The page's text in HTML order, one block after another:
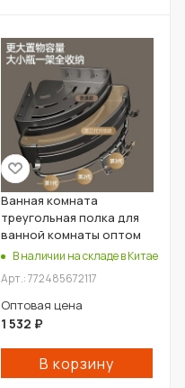
Ванная комната
треугольная полка для
ванной комнаты оптом
В наличии на складе в Китае
Арт.: 772485672117
Оптовая цена
1 532 ₽
В корзину